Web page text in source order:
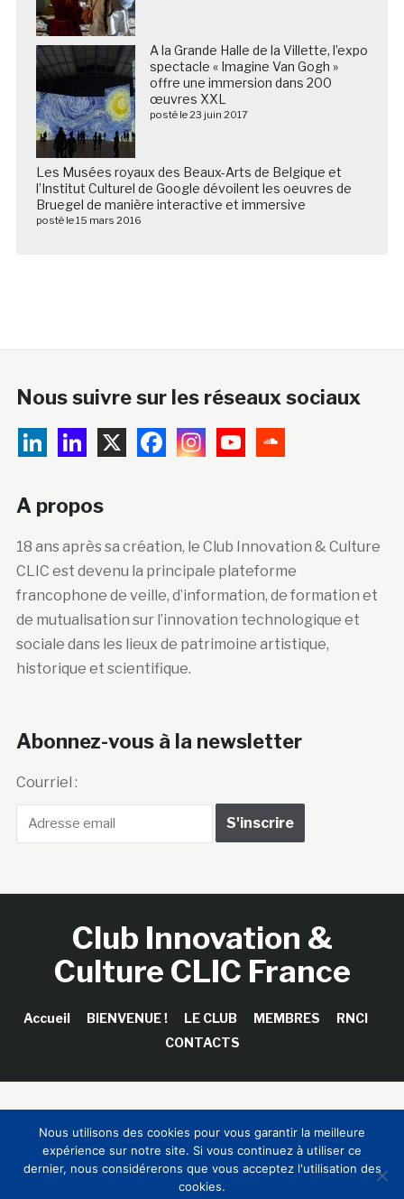
A la Grande Halle de la Villette, l’expo
spectacle « Imagine Van Gogh »
offre une immersion dans 200
œuvres XXL
posté le 23 juin 2017
Les Musées royaux des Beaux-Arts de Belgique et
l’Institut Culturel de Google dévoilent les oeuvres de
Bruegel de manière interactive et immersive
posté le 15 mars 2016
Nous suivre sur les réseaux sociaux
A propos
18 ans après sa création, le Club Innovation & Culture
CLIC est devenu la principale plateforme
francophone de veille, d’information, de formation et
de mutualisation sur l’innovation technologique et
sociale dans les lieux de patrimoine artistique,
historique et scientifique.
Abonnez-vous à la newsletter
Courriel :
Club Innovation &
Culture CLIC France
Accueil BIENVENUE ! LE CLUB MEMBRES
RNCI
CONTACTS
Sinapses Conseils
Nous utilisons des cookies pour vous garantir la meilleure
expérience sur notre site. Si vous continuez à utiliser ce
dernier, nous considérerons que vous acceptez l'utilisation des
cookies.